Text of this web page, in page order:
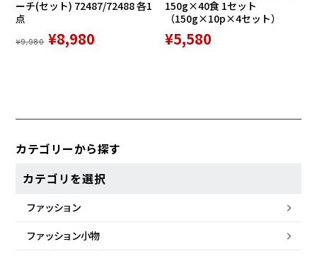
カテゴリーから探す
カテゴリを選択
ファッション
ファッション小物
ーチ(セット) 72487/72488 各1
点
¥9,980 ¥8,980
150g×40食 1セット
（150g×10p×4セット）
¥5,580